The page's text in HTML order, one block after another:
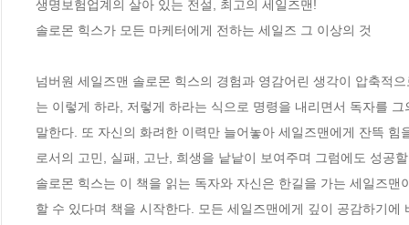
생명보험업계의 살아 있는 전설, 최고의 세일즈맨!
솔로몬 힉스가 모든 마케터에게 전하는 세일즈 그 이상의 것
넘버원 세일즈맨 솔로몬 힉스의 경험과 영감어린 생각이 압축적
는 이렇게 하라, 저렇게 하라는 식으로 명령을 내리면서 독자를
말한다. 또 자신의 화려한 이력만 늘어놓아 세일즈맨에게 잔뜩
로서의 고민, 실패, 고난, 희생을 낱낱이 보여주며 그럼에도 성공
솔로몬 힉스는 이 책을 읽는 독자와 자신은 한길을 가는 세일즈
할 수 있다며 책을 시작한다. 모든 세일즈맨에게 깊이 공감하기에